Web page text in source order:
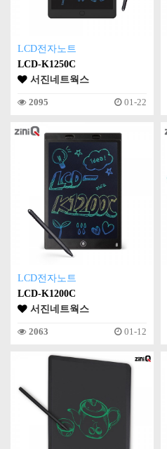
LCD전자노트
LCD-K1250C
서진네트웍스
2095 01-22
LCD전자노트
LCD-K1200C
서진네트웍스
2063 01-12